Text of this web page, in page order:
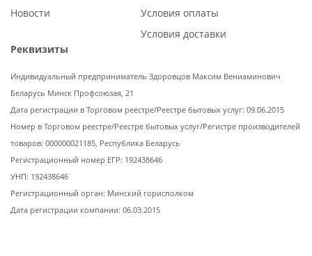
Новости
Условия оплаты
Условия доставки
Реквизиты
Индивидуальный предприниматель Здоровцов Максим Вениаминович
Беларусь Минск Профсоюзая, 21
Дата регистрации в Торговом реестре/Реестре бытовых услуг: 09.06.2015
Номер в Торговом реестре/Реестре бытовых услуг/Регистре производителей
товаров: 000000021185, Республика Беларусь
Регистрационный номер ЕГР: 192438646
УНП: 192438646
Регистрационный орган: Минский горисполком
Дата регистрации компании: 06.03.2015